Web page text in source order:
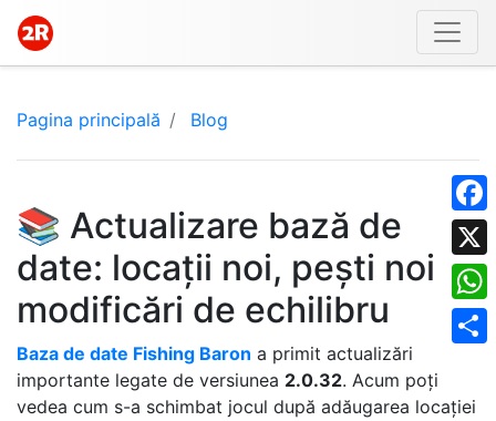
X
Pagina principală Blog
📚 Actualizare bază de
date: locații noi, pești noi și
modificări de echilibru
Baza de date Fishing Baron a primit actualizări
importante legate de versiunea 2.0.32. Acum poți
vedea cum s-a schimbat jocul după adăugarea locației